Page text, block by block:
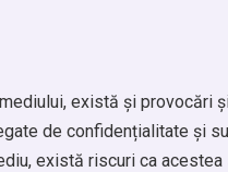
există și provocări
de confidențialitate și
există riscuri ca